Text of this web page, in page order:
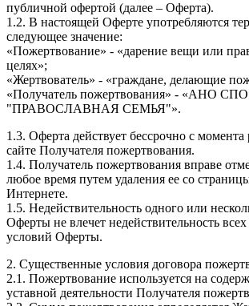
публичной офертой (далее – Оферта).
1.2. В настоящей Оферте употребляются
следующее значение:
«Пожертвование» - «дарение вещи или
целях»;
«Жертвователь» - «граждане, делающие
«Получатель пожертвования» - «АНО СПО
"ПРАВОСЛАВНАЯ СЕМЬЯ"».
1.3. Оферта действует бессрочно с момента
сайте Получателя пожертвования.
1.4. Получатель пожертвования вправе
любое время путем удаления ее со
Интернете.
1.5. Недействительность одного или
Оферты не влечет недействительность
условий Оферты.
2. Существенные условия договора
2.1. Пожертвование используется на
уставной деятельности Получателя